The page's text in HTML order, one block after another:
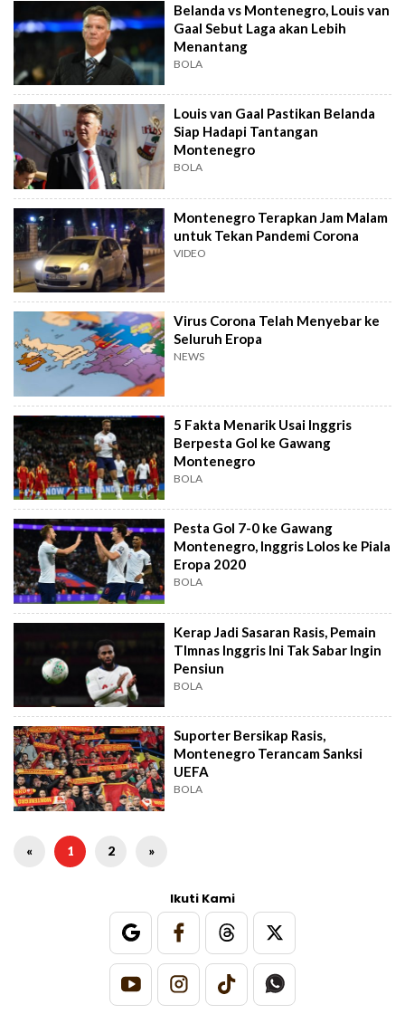
Belanda vs Montenegro, Louis van
Gaal Sebut Laga akan Lebih
Menantang
BOLA
Louis van Gaal Pastikan Belanda
Siap Hadapi Tantangan
Montenegro
BOLA
Montenegro Terapkan Jam Malam
untuk Tekan Pandemi Corona
VIDEO
Virus Corona Telah Menyebar ke
Seluruh Eropa
NEWS
5 Fakta Menarik Usai Inggris
Berpesta Gol ke Gawang
Montenegro
BOLA
Pesta Gol 7-0 ke Gawang
Montenegro, Inggris Lolos ke Piala
Eropa 2020
BOLA
Kerap Jadi Sasaran Rasis, Pemain
TImnas Inggris Ini Tak Sabar Ingin
Pensiun
BOLA
Suporter Bersikap Rasis,
Montenegro Terancam Sanksi
UEFA
BOLA
« 1 2 »
Ikuti Kami